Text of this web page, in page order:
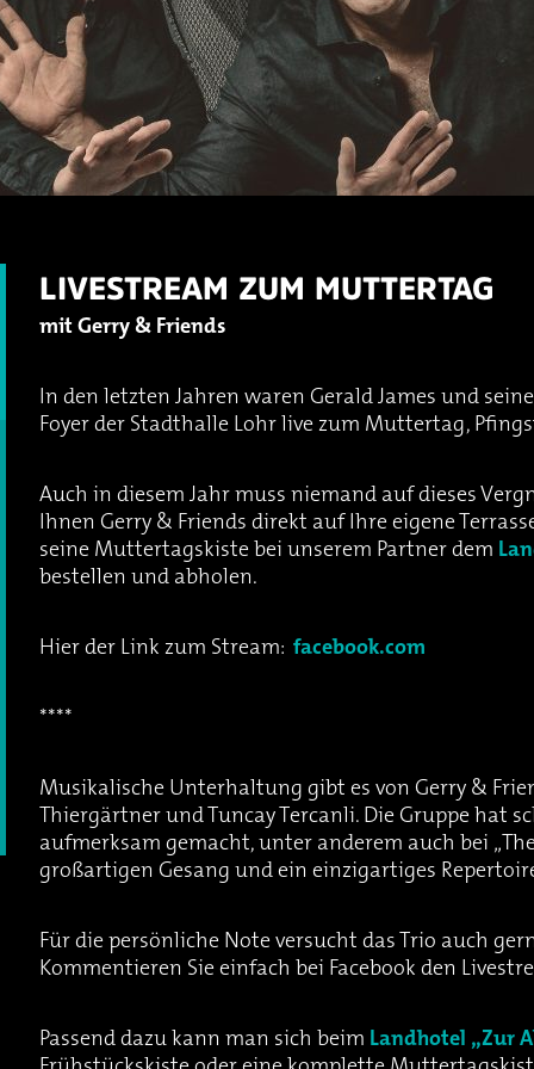
LIVESTREAM ZUM MUTTERTAG
mit Gerry & Friends
In den letzten Jahren waren Gerald James und
Foyer der Stadthalle Lohr live zum Muttertag,
Auch in diesem Jahr muss niemand auf dieses
Ihnen Gerry & Friends direkt auf Ihre eigene
seine Muttertagskiste bei unserem Partner dem
bestellen und abholen.
Hier der Link zum Stream:facebook.com
****
Musikalische Unterhaltung gibt es von Gerry &
Thiergärtner und Tuncay Tercanli. Die Gruppe hat
aufmerksam gemacht, unter anderem auch bei
großartigen Gesang und ein einzigartiges
Für die persönliche Note versucht das Trio auch
Kommentieren Sie einfach bei Facebook den
Passend dazu kann man sich beim Landhotel „Zur